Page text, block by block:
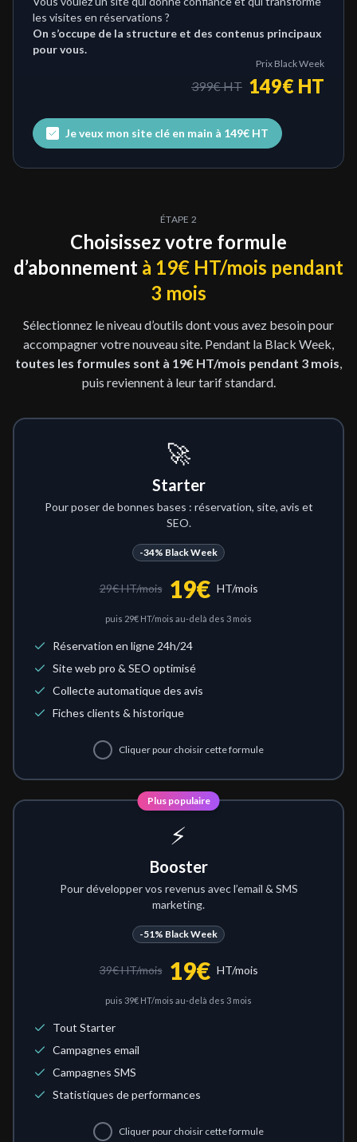
les visites en réservations ?
On s’occupe de la structure et des contenus principaux
pour vous.
Prix Black Week
399€ HT 149€ HT
Je veux mon site clé en main à 149€ HT
ÉTAPE 2
Choisissez votre formule
d’abonnement à 19€ HT/mois pendant
3 mois
Sélectionnez le niveau d’outils dont vous avez besoin pour
accompagner votre nouveau site. Pendant la Black Week,
toutes les formules sont à 19€ HT/mois pendant 3 mois,
puis reviennent à leur tarif standard.
🚀
Starter
Pour poser de bonnes bases : réservation, site, avis et
SEO.
-34% Black Week
29€ HT/mois 19€ HT/mois
puis 29€ HT/mois au-delà des 3 mois
Réservation en ligne 24h/24
Site web pro & SEO optimisé
Collecte automatique des avis
Fiches clients & historique
Cliquer pour choisir cette formule
Plus populaire
⚡
Booster
Pour développer vos revenus avec l’email & SMS
marketing.
-51% Black Week
39€ HT/mois 19€ HT/mois
puis 39€ HT/mois au-delà des 3 mois
Tout Starter
Campagnes email
Campagnes SMS
Statistiques de performances
Cliquer pour choisir cette formule